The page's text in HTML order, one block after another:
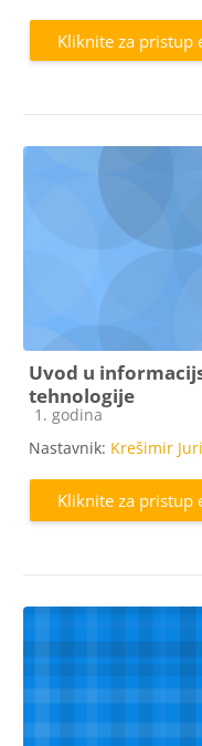
Kliknite za pristup
Uvod u
tehnologije
Kategorija e-kolegija
1. godina
Nastavnik: Krešimir
Kliknite za pristup